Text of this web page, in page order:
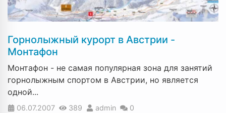
Горнолыжный курорт в Австрии -
Монтафон
Монтафон - не самая популярная зона для занятий
горнолыжным спортом в Австрии, но является
одной...
06.07.2007 389 admin 0